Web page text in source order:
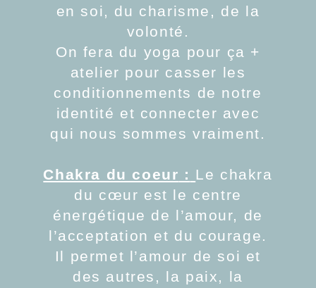
en soi, du charisme, de la
volonté.
On fera du yoga pour ça +
atelier pour casser les
conditionnements de notre
identité et connecter avec
qui nous sommes vraiment.
Chakra du coeur : Le chakra
du cœur est le centre
énergétique de l’amour, de
l’acceptation et du courage.
Il permet l’amour de soi et
des autres, la paix, la